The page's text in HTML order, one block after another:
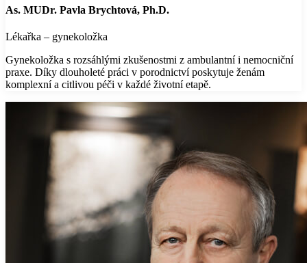
As. MUDr. Pavla Brychtová, Ph.D.
Lékařka – gynekoložka
Gynekoložka s rozsáhlými zkušenostmi z ambulantní i nemocniční
praxe. Díky dlouholeté práci v porodnictví poskytuje ženám
komplexní a citlivou péči v každé životní etapě.